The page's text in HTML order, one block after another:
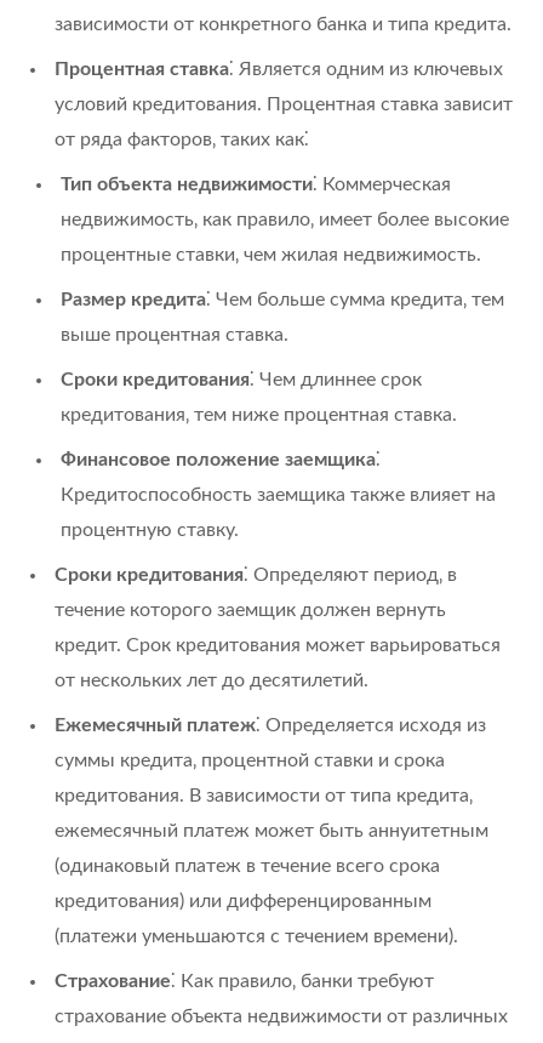
зависимости от конкретного банка и типа кредита.
Процентная ставка⁚ Является одним из ключевых
условий кредитования. Процентная ставка зависит
от ряда факторов‚ таких как⁚
Тип объекта недвижимости⁚ Коммерческая
недвижимость‚ как правило‚ имеет более высокие
процентные ставки‚ чем жилая недвижимость.
Размер кредита⁚ Чем больше сумма кредита‚ тем
выше процентная ставка.
Сроки кредитования⁚ Чем длиннее срок
кредитования‚ тем ниже процентная ставка.
Финансовое положение заемщика⁚
Кредитоспособность заемщика также влияет на
процентную ставку.
Сроки кредитования⁚ Определяют период‚ в
течение которого заемщик должен вернуть
кредит. Срок кредитования может варьироваться
от нескольких лет до десятилетий.
Ежемесячный платеж⁚ Определяется исходя из
суммы кредита‚ процентной ставки и срока
кредитования. В зависимости от типа кредита‚
ежемесячный платеж может быть аннуитетным
(одинаковый платеж в течение всего срока
кредитования) или дифференцированным
(платежи уменьшаются с течением времени).
Страхование⁚ Как правило‚ банки требуют
страхование объекта недвижимости от различных